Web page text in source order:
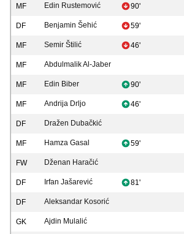
MF Edin Rustemović 90'
DF Benjamin Šehić 59'
MF Semir Štilić 46'
MF Abdulmalik Al-Jaber
MF Edin Biber 90'
MF Andrija Drljo 46'
DF Dražen Dubačkić
MF Hamza Gasal 59'
FW Dženan Haračić
DF Irfan Jašarević 81'
DF Aleksandar Kosorić
GK Ajdin Mulalić